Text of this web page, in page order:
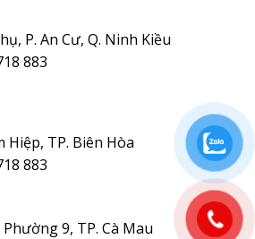
P. An Cư, Q. Ninh Kiều
883
Hiệp, TP. Biên Hòa
883
9, TP. Cà Mau